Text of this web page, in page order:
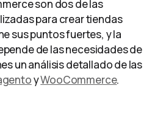
son dos de las
para crear tiendas
sus puntos fuertes, y la
de las necesidades de
un análisis detallado de las
yWooCommerce.